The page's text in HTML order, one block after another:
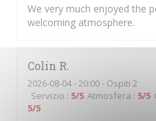
We very much enjoyed the
welcoming atmosphere.
Colin R
2026-08-04- 20:00 - Ospiti 2
Servizio : 5/5 Atmosfera : 5/5
5/5